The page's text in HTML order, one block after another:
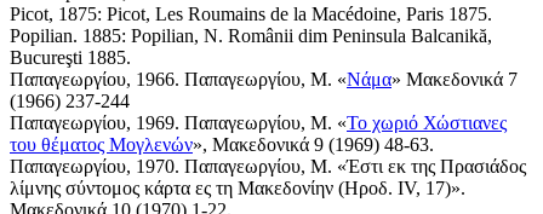
Picot, 1875: Picot, Les Roumains de la Macédoine, Paris 1875.
Popilian. 1885: Popilian, N. Românii dim Peninsula Balcanikă,
Bucureşti 1885.
Παπαγεωργίου, 1966. Παπαγεωργίου, Μ. «Νάμα» Μακεδονικά 7
(1966) 237-244
Παπαγεωργίου, 1969. Παπαγεωργίου, Μ. «Το χωριό Χώστιανες
του θέματος Μογλενών», Μακεδονικά 9 (1969) 48-63.
Παπαγεωργίου, 1970. Παπαγεωργίου, Μ. «Έστι εκ της Πρασιάδος
λίμνης σύντομος κάρτα ες τη Μακεδονίην (Ηροδ. ΙV, 17)».
Μακεδονικά 10 (1970) 1-22.